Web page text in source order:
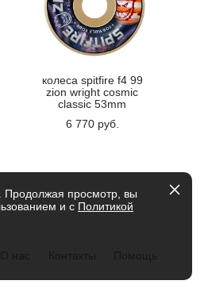
колеса spitfire f4 99
zion wright cosmic
classic 53mm
6 770 pуб.
Продолжая просмотр, вы
и с Политикой